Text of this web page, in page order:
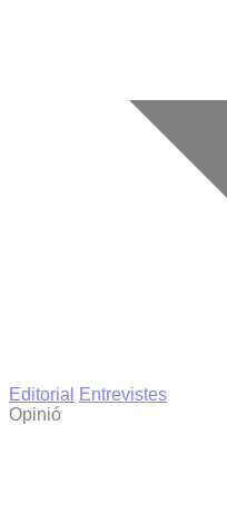
Editorial
Entrevistes
Opinió